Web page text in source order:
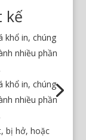
kế
khổ in, chúng
nhiều phần
khổ in, chúng
nhiều phần
bị hở, hoặc